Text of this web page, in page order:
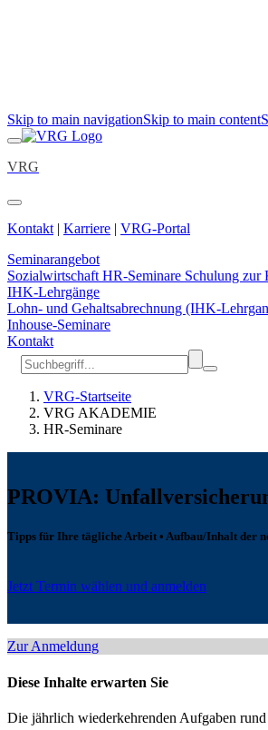
Skip to main navigationSkip to main content
VRG
Kontakt | Karriere | VRG-Portal
Seminarangebot
Sozialwirtschaft HR-Seminare Schulung zur
IHK-Lehrgänge
Lohn- und Gehaltsabrechnung (IHK-
Inhouse-Seminare
Kontakt
VRG-Startseite
VRG AKADEMIE
HR-Seminare
PROVIA:
Tipps für Ihre tägliche Arbeit • Aufbau/Inhalt der
Jetzt Termin wählen und anmelden
Zur Anmeldung
Diese Inhalte erwarten Sie
Die jährlich wiederkehrenden Aufgaben